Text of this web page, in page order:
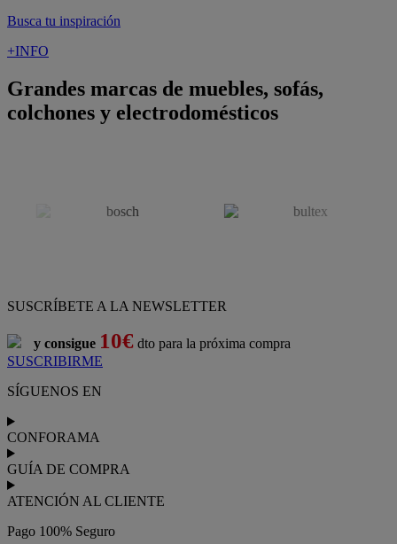
Busca tu inspiración
+INFO
Grandes marcas de muebles, sofás,
colchones y electrodomésticos
SUSCRÍBETE A LA NEWSLETTER
y consigue 10€ dto para la próxima compra
SUSCRIBIRME
SÍGUENOS EN
CONFORAMA
GUÍA DE COMPRA
ATENCIÓN AL CLIENTE
Pago 100% Seguro